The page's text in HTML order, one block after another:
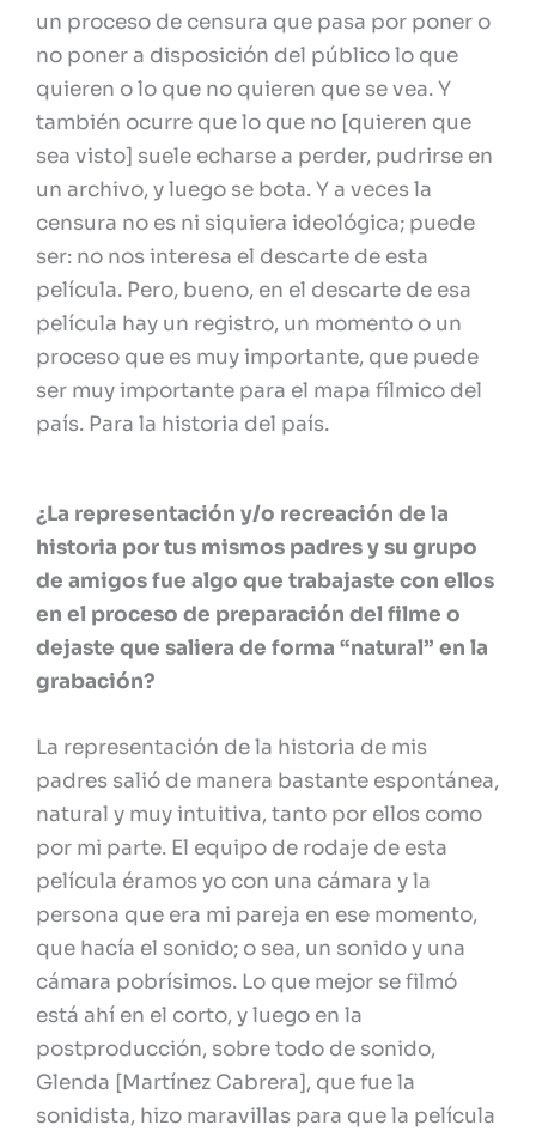
un proceso de censura que pasa por poner o
no poner a disposición del público lo que
quieren o lo que no quieren que se vea. Y
también ocurre que lo que no [quieren que
sea visto] suele echarse a perder, pudrirse en
un archivo, y luego se bota. Y a veces la
censura no es ni siquiera ideológica; puede
ser: no nos interesa el descarte de esta
película. Pero, bueno, en el descarte de esa
película hay un registro, un momento o un
proceso que es muy importante, que puede
ser muy importante para el mapa fílmico del
país. Para la historia del país.
¿La representación y/o recreación de la
historia por tus mismos padres y su grupo
de amigos fue algo que trabajaste con ellos
en el proceso de preparación del filme o
dejaste que saliera de forma “natural” en la
grabación?
La representación de la historia de mis
padres salió de manera bastante espontánea,
natural y muy intuitiva, tanto por ellos como
por mi parte. El equipo de rodaje de esta
película éramos yo con una cámara y la
persona que era mi pareja en ese momento,
que hacía el sonido; o sea, un sonido y una
cámara pobrísimos. Lo que mejor se filmó
está ahí en el corto, y luego en la
postproducción, sobre todo de sonido,
Glenda [Martínez Cabrera], que fue la
sonidista, hizo maravillas para que la película